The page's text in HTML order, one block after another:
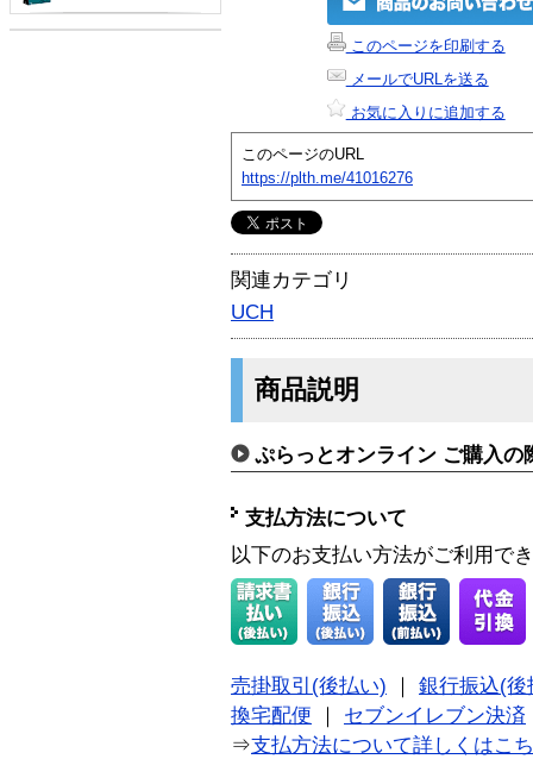
このページを印刷する
メールでURLを送る
お気に入りに追加する
このページのURL
https://plth.me/41016276
関連カテゴリ
UCH
商品説明
ぷらっとオンライン ご購入の
支払方法について
以下のお支払い方法がご利用で
売掛取引(後払い)
銀行振込(後
換宅配便
セブンイレブン決済
⇒支払方法について詳しくはこ